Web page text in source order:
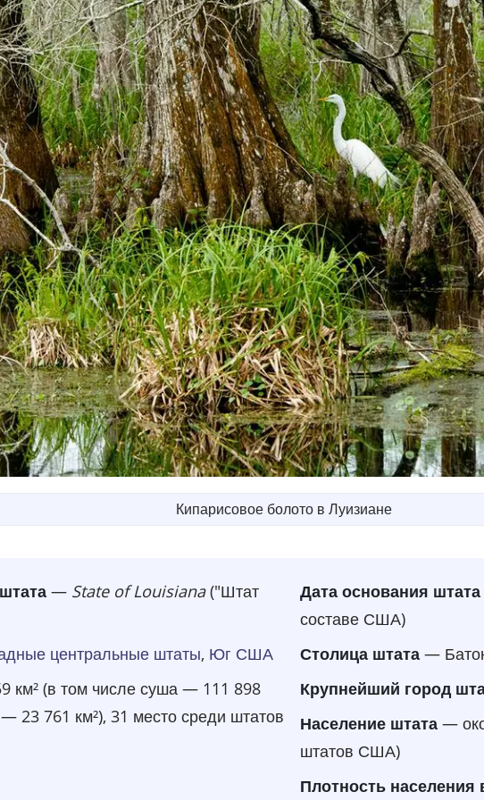
Кипарисовое болото в Луизиане
— State of Louisiana("Штат
центральные штаты, Юг США
км² (в том числе суша — 111 898
23 761 км²), 31 место среди штатов
Дата основания штата
составе США)
Столица штата —
Крупнейший город
Население штата —
штатов США)
Плотность населения